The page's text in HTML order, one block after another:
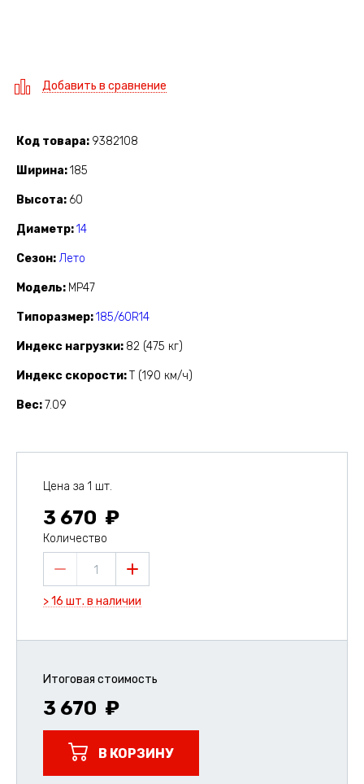
Добавить в сравнение
Код товара 9382108
Ширина 185
Высота 60
Диаметр 14
Сезон Лето
Модель MP47
Типоразмер 185/60R14
Индекс нагрузки 82 (475 кг)
Индекс скорости T (190 км/ч)
Вес 7.09
Цена за 1 шт.
3 670
Количество
1
> 16 шт. в наличии
Итоговая стоимость
3 670
В КОРЗИНУ